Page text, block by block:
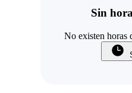
Sin
No existen horas